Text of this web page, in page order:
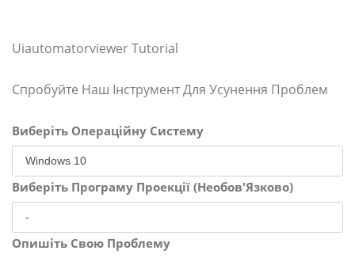
Uiautomatorviewer Tutorial
Спробуйте Наш Інструмент Для Усунення Проблем
Виберіть Операційну Систему
Виберіть Програму Проекції (Необов'Язково)
Опишіть Свою Проблему